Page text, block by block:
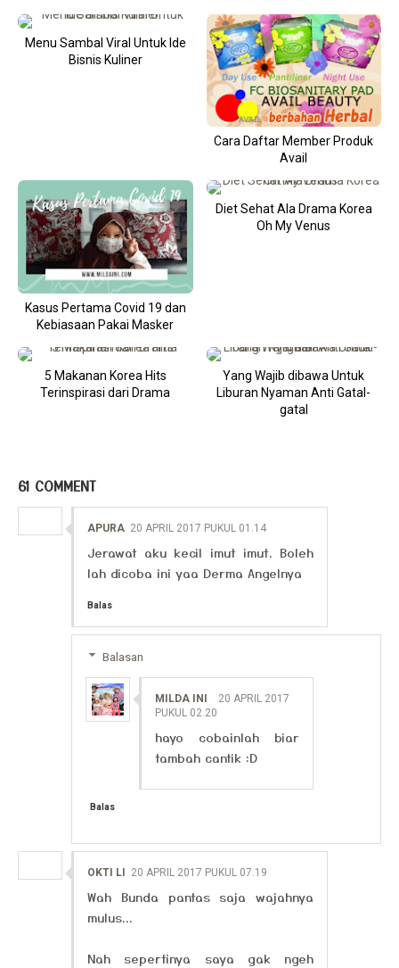
Menu Sambal Viral Untuk Ide
Bisnis Kuliner
Cara Daftar Member Produk
Avail
Kasus Pertama Covid 19 dan
Kebiasaan Pakai Masker
Diet Sehat Ala Drama Korea
Oh My Venus
5 Makanan Korea Hits
Terinspirasi dari Drama
Yang Wajib dibawa Untuk
Liburan Nyaman Anti Gatal-
gatal
61 COMMENT
APURA 20 APRIL 2017 PUKUL 01.14
Jerawat aku kecil imut imut. Boleh
lah dicoba ini yaa Derma Angelnya
Balas
Balasan
MILDA INI
20 APRIL 2017
PUKUL 02.20
hayo cobainlah biar
tambah cantik :D
Balas
OKTI LI 20 APRIL 2017 PUKUL 07.19
Wah Bunda pantas saja wajahnya
mulus...
Nah sepertinya saya gak ngeh